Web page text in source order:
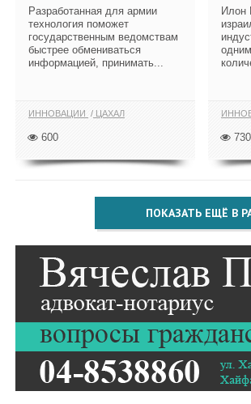
Разработанная для армии
технология поможет
государственным ведомствам
быстрее обмениваться
информацией, принимать...
ИННОВАЦИИ ЦАХАЛ
600
Илон
730
ПОКАЗАТЬ ЕЩЁ В